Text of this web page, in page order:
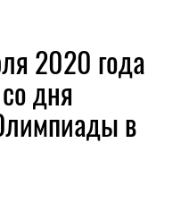
2020 года
дня
в